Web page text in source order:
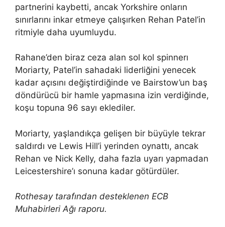
partnerini kaybetti, ancak Yorkshire onların
sınırlarını inkar etmeye çalışırken Rehan Patel’in
ritmiyle daha uyumluydu.
Rahane’den biraz ceza alan sol kol spinnerı
Moriarty, Patel’in sahadaki liderliğini yenecek
kadar açısını değiştirdiğinde ve Bairstow’un baş
döndürücü bir hamle yapmasına izin verdiğinde,
koşu topuna 96 sayı eklediler.
Moriarty, yaşlandıkça gelişen bir büyüyle tekrar
saldırdı ve Lewis Hill’i yerinden oynattı, ancak
Rehan ve Nick Kelly, daha fazla uyarı yapmadan
Leicestershire’ı sonuna kadar götürdüler.
Rothesay tarafından desteklenen ECB
Muhabirleri Ağı raporu.